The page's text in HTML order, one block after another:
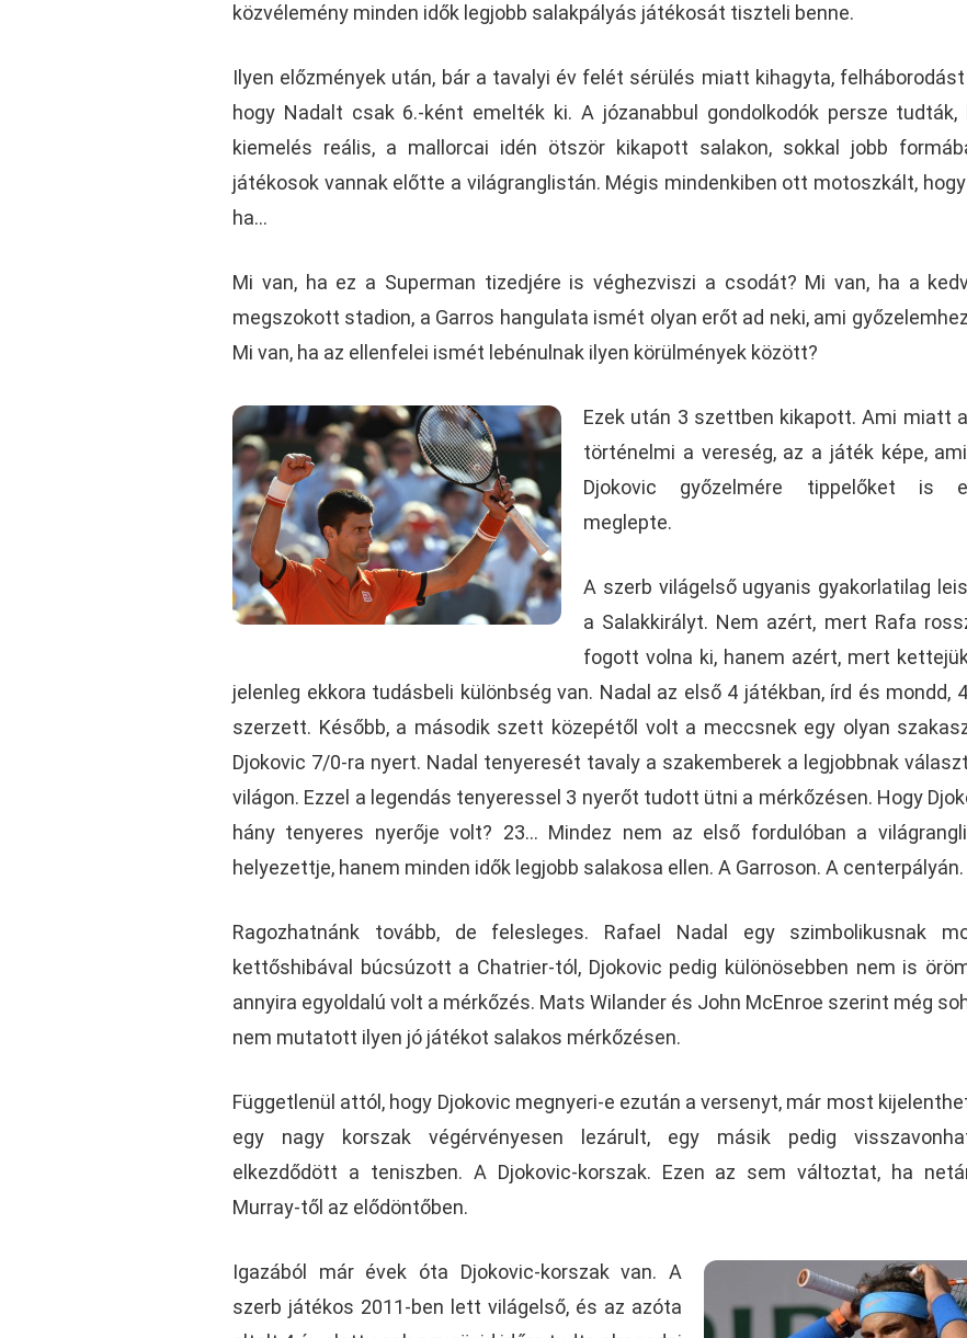
közvélemény minden idők legjobb salakpályás játékosát tiszteli benne.
Ilyen előzmények után, bár a tavalyi év felét sérülés miatt kihagyta,
hogy Nadalt csak 6.-ként emelték ki. A józanabbul gondolkodók persze tudták,
kiemelés reális, a mallorcai idén ötször kikapott salakon, sokkal jobb
játékosok vannak előtte a világranglistán. Mégis mindenkiben ott motoszkált,
ha…
Mi van, ha ez a Superman tizedjére is véghezviszi a csodát? Mi van, ha a
megszokott stadion, a Garros hangulata ismét olyan erőt ad neki, ami
Mi van, ha az ellenfelei ismét lebénulnak ilyen körülmények között?
Ezek után 3 szettben kikapott. Ami miatt
történelmi a vereség, az a játék képe,
Djokovic győzelmére tippelőket is
meglepte.
A szerb világelső ugyanis gyakorlatilag
a Salakkirályt. Nem azért, mert Rafa
fogott volna ki, hanem azért, mert
jelenleg ekkora tudásbeli különbség van. Nadal az első 4 játékban, írd és mondd,
szerzett. Később, a második szett közepétől volt a meccsnek egy olyan
Djokovic 7/0-ra nyert. Nadal tenyeresét tavaly a szakemberek a legjobbnak
világon. Ezzel a legendás tenyeressel 3 nyerőt tudott ütni a mérkőzésen. Hogy
hány tenyeres nyerője volt? 23… Mindez nem az első fordulóban a
helyezettje, hanem minden idők legjobb salakosa ellen. A Garroson. A centerpályán.
Ragozhatnánk tovább, de felesleges. Rafael Nadal egy szimbolikusnak
kettőshibával búcsúzott a Chatrier-tól, Djokovic pedig különösebben nem is
annyira egyoldalú volt a mérkőzés. Mats Wilander és John McEnroe szerint még
nem mutatott ilyen jó játékot salakos mérkőzésen.
Függetlenül attól, hogy Djokovic megnyeri-e ezután a versenyt, már most
egy nagy korszak végérvényesen lezárult, egy másik pedig
elkezdődött a teniszben. A Djokovic-korszak. Ezen az sem változtat, ha
Murray-től az elődöntőben.
Igazából már évek óta Djokovic-korszak van. A
szerb játékos 2011-ben lett világelső, és az azóta